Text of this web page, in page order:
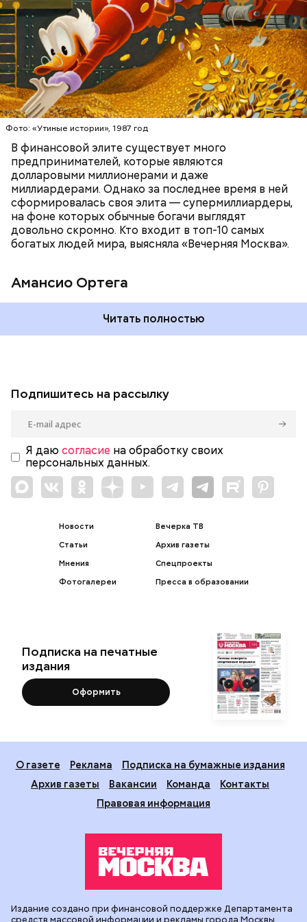
Фото: «Утиные истории», 1987 год
В финансовой элите существует много
предпринимателей, которые являются
долларовыми миллионерами и даже
миллиардерами. Однако за последнее время в ней
сформировалась своя элита — супермиллиардеры,
на фоне которых обычные богачи выглядят
довольно скромно. Кто входит в топ-10 самых
богатых людей мира, выясняла «Вечерняя Москва».
Амансио Ортега
Фото: Shutterstock
Читать полностью
БОГАТСТВО
БИЗНЕС
ПРЕДПРИНИМАТЕЛИ
МИЛЛИАРДЕРЫ
ДЕНЬГИ
Подпишитесь на рассылку
Я даю согласие на обработку своих
персональных данных.
Новости
Статьи
Мнения
Фотогалереи
Вечерка ТВ
Архив газеты
Спецпроекты
Пресса в образовании
Подписка на печатные
издания
Оформить
О газете Реклама
Подписка на бумажные издания
Архив газеты
Вакансии Команда
Контакты
Правовая информация
Издание создано при финансовой поддержке Департамента
средств массовой информации и рекламы города Москвы.